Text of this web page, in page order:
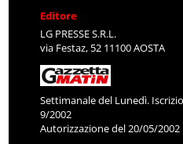
Editore
LG PRESSE S.R.L.
via Festaz, 52 11100 AOSTA
Settimanale del Lunedì.
9/2002
Autorizzazione del 20/05/2002